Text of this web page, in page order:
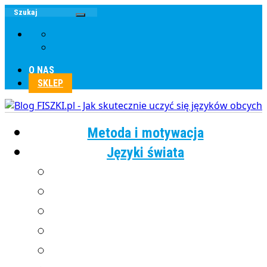
O NAS
SKLEP
Metoda i motywacja
Języki świata